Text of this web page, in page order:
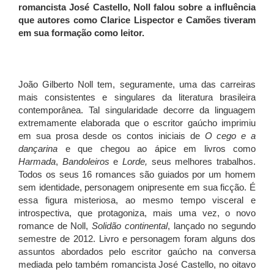
romancista José Castello, Noll falou sobre a influência
que autores como Clarice Lispector e Camões tiveram
em sua formação como leitor.
João Gilberto Noll tem, seguramente, uma das carreiras
mais consistentes e singulares da literatura brasileira
contemporânea. Tal singularidade decorre da linguagem
extremamente elaborada que o escritor gaúcho imprimiu
em sua prosa desde os contos iniciais de O cego e a
dançarina e que chegou ao ápice em livros como
Harmada, Bandoleiros eLorde, seus melhores trabalhos.
Todos os seus 16 romances são guiados por um homem
sem identidade, personagem onipresente em sua ficção. É
essa figura misteriosa, ao mesmo tempo visceral e
introspectiva, que protagoniza, mais uma vez, o novo
romance de Noll,Solidão continental, lançado no segundo
semestre de 2012. Livro e personagem foram alguns dos
assuntos abordados pelo escritor gaúcho na conversa
mediada pelo também romancista José Castello, no oitavo